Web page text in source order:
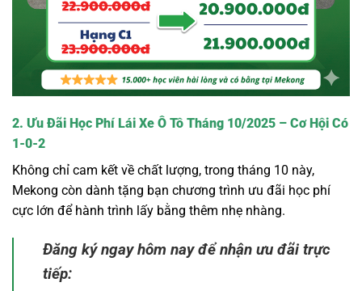
2. Ưu Đãi Học Phí Lái Xe Ô Tô Tháng 10/2025 – Cơ Hội Có
1-0-2
Không chỉ cam kết về chất lượng, trong tháng 10 này,
Mekong còn dành tặng bạn chương trình ưu đãi học phí
cực lớn để hành trình lấy bằng thêm nhẹ nhàng.
Đăng ký ngay hôm nay để nhận ưu đãi trực
tiếp: